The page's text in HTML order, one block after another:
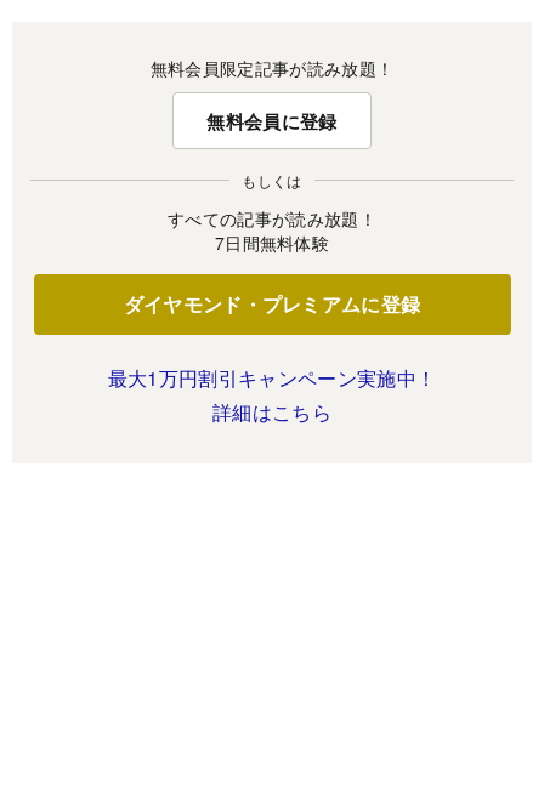
無料会員限定記事が読み放題！
無料会員に登録
もしくは
すべての記事が読み放題！
7日間無料体験
ダイヤモンド・プレミアムに登録
最大1万円割引キャンペーン実施中！
詳細はこちら